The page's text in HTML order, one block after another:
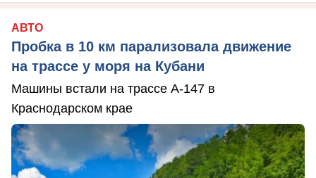
АВТО
Пробка в 10 км парализовала движение
на трассе у моря на Кубани
Машины встали на трассе А-147 в
Краснодарском крае